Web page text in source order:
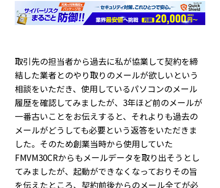
取引先の担当者から過去に私が協業して契約を締
結した業者とのやり取りのメールが欲しいという
相談をいただき、使用しているパソコンのメール
履歴を確認してみましたが、3年ほど前のメールが
一番古いことをお伝えすると、それよりも過去の
メールがどうしても必要という返答をいただきま
した。そのため創業当時から使用していた
FMVM30CRからもメールデータを取り出そうとし
てみましたが、起動ができなくなっておりその旨
を伝えたところ、契約前後からのメール全てが必